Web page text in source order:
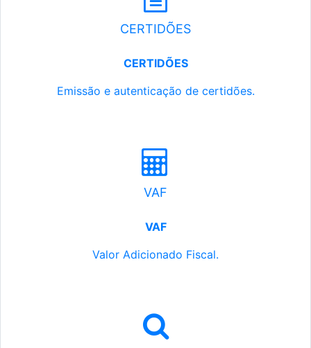
CERTIDÕES
CERTIDÕES
Emissão e autenticação de certidões.
VAF
VAF
Valor Adicionado Fiscal.